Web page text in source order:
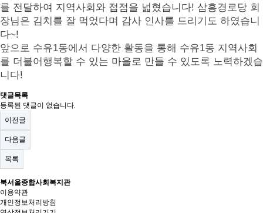
를 전달하여 지역사회와 접점을 넓혔습니다! 삼흥경로당 회
장님은 김치를 잘 먹었다며 감사 인사를 드리기도 하였습니
다~!
앞으로 수유1동에서 다양한 활동을 통해 수유1동 지역사회
를 더불어행복할 수 있는 마을로 만들 수 있도록 노력하겠습
니다!
댓글목록
등록된 댓글이 없습니다.
이전글
다음글
목록
북서울종합사회복지관
이용약관
개인정보처리방침